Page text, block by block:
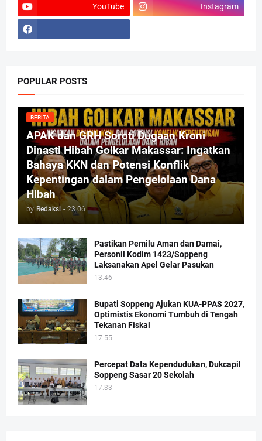
YouTube Instagram
POPULAR POSTS
BERITA
APAK dan GRH Soroti Dugaan Kroni
Dinasti Hibah Golkar Makassar: Ingatkan
Bahaya KKN dan Potensi Konflik
Kepentingan dalam Pengelolaan Dana
Hibah
by Redaksi - 23.06
Pastikan Pemilu Aman dan Damai,
Personil Kodim 1423/Soppeng
Laksanakan Apel Gelar Pasukan
13.46
Bupati Soppeng Ajukan KUA-PPAS 2027,
Optimistis Ekonomi Tumbuh di Tengah
Tekanan Fiskal
17.55
Percepat Data Kependudukan, Dukcapil
Soppeng Sasar 20 Sekolah
17.33